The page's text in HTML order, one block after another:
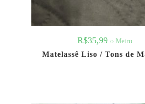
R$35,99 o Metro
Matelassê Liso / Tons de